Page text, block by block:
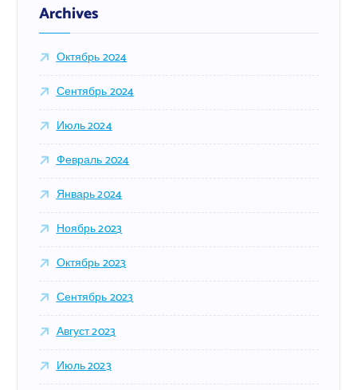
Archives
Октябрь 2024
Сентябрь 2024
Июль 2024
Февраль 2024
Январь 2024
Ноябрь 2023
Октябрь 2023
Сентябрь 2023
Август 2023
Июль 2023